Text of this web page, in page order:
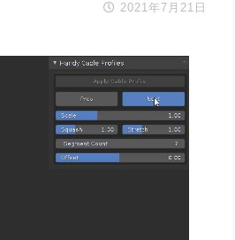
2021年7月21日